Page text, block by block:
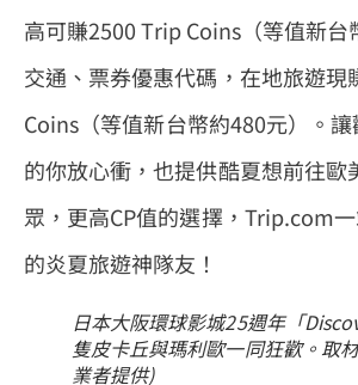
高可賺2500 Trip Coins（等值新台
交通、票券優惠代碼，在地旅遊現
Coins（等值新台幣約480元）。
的你放心衝，也提供酷夏想前往歐
眾，更高CP值的選擇，Trip.com
的炎夏旅遊神隊友！
日本大阪環球影城25週年「
隻皮卡丘與瑪利歐一同狂歡。取
業者提供)